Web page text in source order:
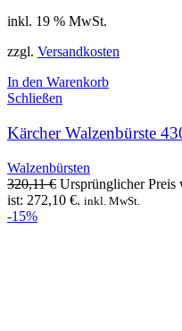
inkl. 19 % MwSt.
zzgl. Versandkosten
In den Warenkorb
Schließen
Kärcher Walzenbürste
Walzenbürsten
320,11€ Ursprünglicher Preis
ist: 272,10 €. inkl. MwSt.
-15%